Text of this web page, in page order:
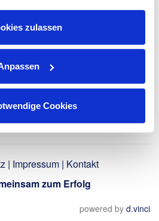
finden Sie in unseren
. zulassen
Cookies
| Impressum| Kontakt
zum Erfolg
powered by d.vinci